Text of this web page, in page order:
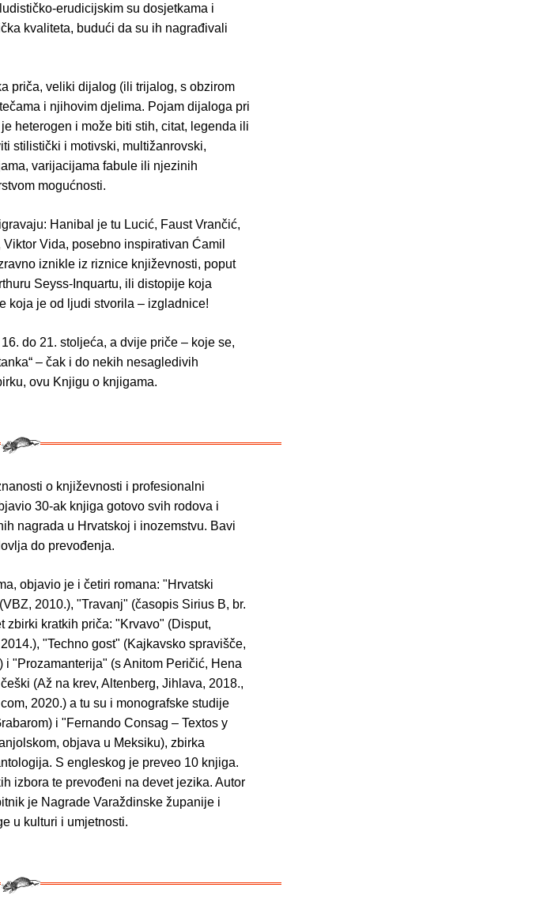
erudicijskim su dosjetkama i
kvaliteta, budući da su ih nagrađivali
priča, veliki dijalog (ili trijalog, s obzirom
i njihovim djelima. Pojam dijaloga pri
heterogen i može biti stih, citat, legenda ili
stilistički i motivski, multižanrovski,
varijacijama fabule ili njezinih
mogućnosti.
Hanibal je tu Lucić, Faust Vrančić,
Vida, posebno inspirativan Ćamil
iznikle iz riznice književnosti, poput
Seyss-Inquartu, ili distopije koja
koja je od ljudi stvorila – izgladnice!
do 21. stoljeća, a dvije priče – koje se,
– čak i do nekih nesagledivih
ovu Knjigu o knjigama.
o književnosti i profesionalni
30-ak knjiga gotovo svih rodova i
nagrada u Hrvatskoj i inozemstvu. Bavi
do prevođenja.
objavio je i četiri romana: "Hrvatski
2010.), "Travanj" (časopis Sirius B, br.
zbirki kratkih priča: "Krvavo" (Disput,
"Techno gost" (Kajkavsko spravišče,
"Prozamanterija" (s Anitom Peričić, Hena
(Až na krev, Altenberg, Jihlava, 2018.,
2020.) a tu su i monografske studije
i "Fernando Consag – Textos y
objava u Meksiku), zbirka
S engleskog je preveo 10 knjiga.
izbora te prevođeni na devet jezika. Autor
je Nagrade Varaždinske županije i
u kulturi i umjetnosti.